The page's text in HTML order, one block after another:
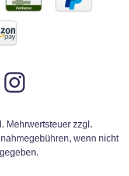
Mehrwertsteuer zzgl.
wenn nicht